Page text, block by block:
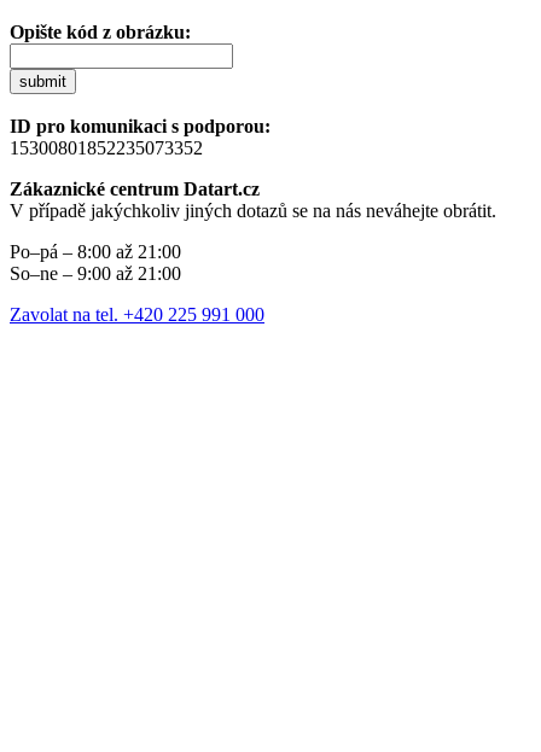
Opište kód z obrázku:
submit
ID pro komunikaci s podporou:
15300801852235073352
Zákaznické centrum Datart.cz
V případě jakýchkoliv jiných dotazů se na nás neváhejte obrátit.
Po–pá – 8:00 až 21:00
So–ne – 9:00 až 21:00
Zavolat na tel. +420 225 991 000